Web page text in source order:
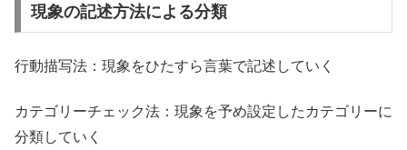
現象の記述方法による分類
行動描写法：現象をひたすら言葉で記述していく
カテゴリーチェック法：現象を予め設定したカテゴリーに
分類していく